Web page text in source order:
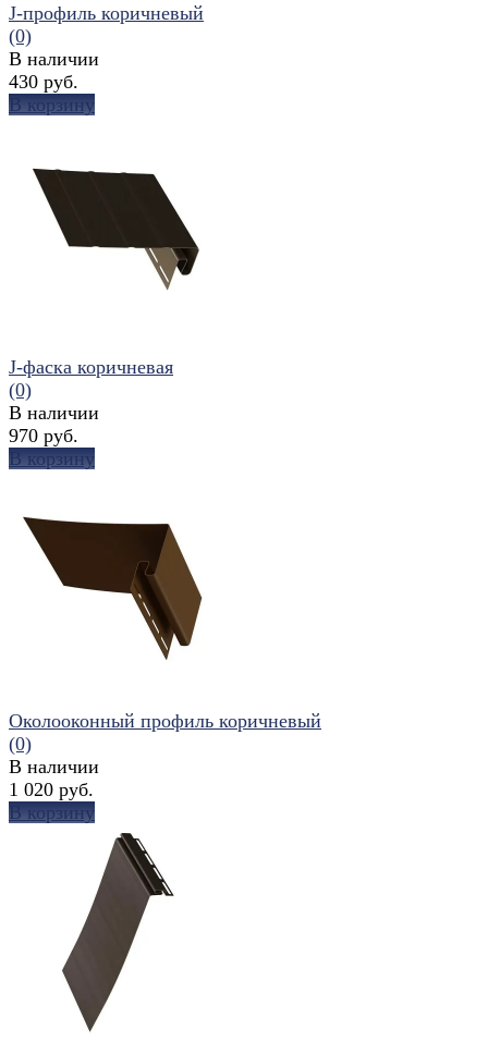
избранное
J-профиль коричневый
(0)
В наличии
430 руб.
В корзину
избранное сравнить
J-фаска коричневая
(0)
В наличии
970 руб.
В корзину
избранное сравнить
Околооконный профиль коричневый
(0)
В наличии
1 020 руб.
В корзину